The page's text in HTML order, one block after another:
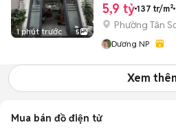
1 phút trước 5
5,9 tỷ 137 tr/m²
Phường Tân
Dương NP
Xem
Mua bán đồ điện tử